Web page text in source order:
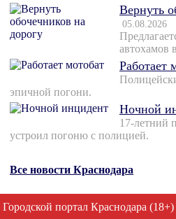
Вернуть
05.08.2026
автохамов
Работает
эпичной погони.
Ночной
17-летний
устроил погоню с полицией.
Все новости Краснодара
Городской портал Краснодара (18+)